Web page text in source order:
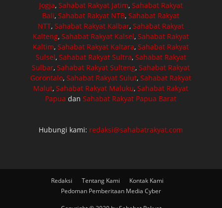
Jogja, Sahabat Rakyat Jatim, Sahabat Rakyat
Bali,Sahabat Rakyat NTB,Sahabat Rakyat
NTT,Sahabat Rakyat Kalbar,Sahabat Rakyat
Kalteng,Sahabat Rakyat Kalsel,Sahabat Rakyat
Kaltim,Sahabat Rakyat Kaltara,Sahabat Rakyat
Sulsel, Sahabat Rakyat Sultra, Sahabat Rakyat
Sulbar,Sahabat Rakyat Sulteng,Sahabat Rakyat
Gorontalo,Sahabat Rakyat Sulut,Sahabat Rakyat
Malut,Sahabat Rakyat Maluku,Sahabat Rakyat
Papua danSahabat Rakyat Papua Barat
Hubungi kami: redaksi@sahabatrakyat.com
Redaksi Tentang Kami
Kontak Kami
Pedoman Pemberitaan Media Cyber